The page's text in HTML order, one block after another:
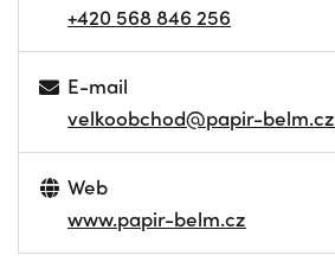
+420 568 846 256
E-mail
velkoobchod@papir-belm.cz
Web
www.papir-belm.cz